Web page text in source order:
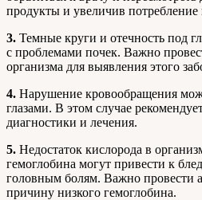
продукты и увеличив потребление
3. Темные круги и отечность под
с проблемами почек. Важно
организма для выявления этого
4. Нарушение кровообращения
глазами. В этом случае
диагностики и лечения.
5. Недостаток кислорода в
гемоглобина могут привести к
головным болям. Важно провести
причину низкого гемоглобина.